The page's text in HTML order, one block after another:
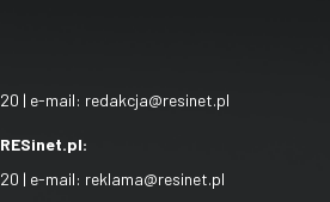
| e-mail: redakcja@resinet.pl
RESinet.pl:
| e-mail: reklama@resinet.pl